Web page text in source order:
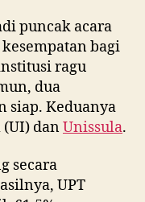
puncak acara
bagi
ragu
dua
siap. Keduanya
danUnissula.
secara
UPT